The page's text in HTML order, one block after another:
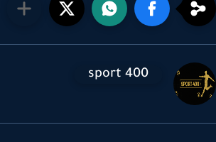
sport 400